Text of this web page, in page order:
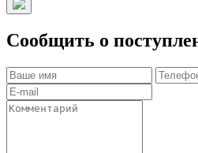
Сообщить о